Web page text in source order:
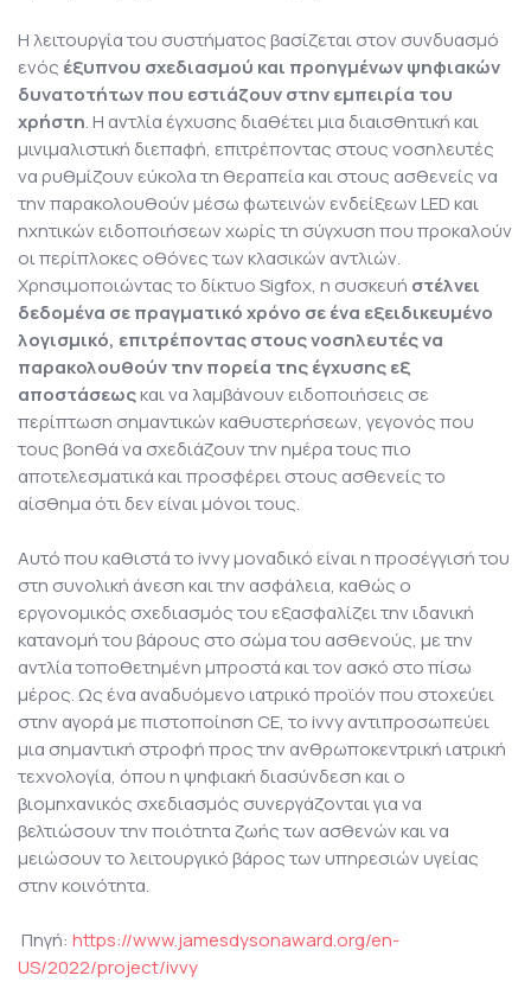
Η λειτουργία του συστήματος βασίζεται στον συνδυασμό
ενός έξυπνου σχεδιασμού και προηγμένων ψηφιακών
δυνατοτήτων που εστιάζουν στην εμπειρία του
χρήστη. Η αντλία έγχυσης διαθέτει μια διαισθητική και
μινιμαλιστική διεπαφή, επιτρέποντας στους νοσηλευτές
να ρυθμίζουν εύκολα τη θεραπεία και στους ασθενείς να
την παρακολουθούν μέσω φωτεινών ενδείξεων LED και
ηχητικών ειδοποιήσεων χωρίς τη σύγχυση που προκαλούν
οι περίπλοκες οθόνες των κλασικών αντλιών.
Χρησιμοποιώντας το δίκτυο Sigfox, η συσκευή στέλνει
δεδομένα σε πραγματικό χρόνο σε ένα εξειδικευμένο
λογισμικό, επιτρέποντας στους νοσηλευτές να
παρακολουθούν την πορεία της έγχυσης εξ
αποστάσεωςκαι να λαμβάνουν ειδοποιήσεις σε
περίπτωση σημαντικών καθυστερήσεων, γεγονός που
τους βοηθά να σχεδιάζουν την ημέρα τους πιο
αποτελεσματικά και προσφέρει στους ασθενείς το
αίσθημα ότι δεν είναι μόνοι τους.
Αυτό που καθιστά το ivvy μοναδικό είναι η προσέγγισή του
στη συνολική άνεση και την ασφάλεια, καθώς ο
εργονομικός σχεδιασμός του εξασφαλίζει την ιδανική
κατανομή του βάρους στο σώμα του ασθενούς, με την
αντλία τοποθετημένη μπροστά και τον ασκό στο πίσω
μέρος. Ως ένα αναδυόμενο ιατρικό προϊόν που στοχεύει
στην αγορά με πιστοποίηση CE, το ivvy αντιπροσωπεύει
μια σημαντική στροφή προς την ανθρωποκεντρική ιατρική
τεχνολογία, όπου η ψηφιακή διασύνδεση και ο
βιομηχανικός σχεδιασμός συνεργάζονται για να
βελτιώσουν την ποιότητα ζωής των ασθενών και να
μειώσουν το λειτουργικό βάρος των υπηρεσιών υγείας
στην κοινότητα.
Πηγή: https://www.jamesdysonaward.org/en-
US/2022/project/ivvy